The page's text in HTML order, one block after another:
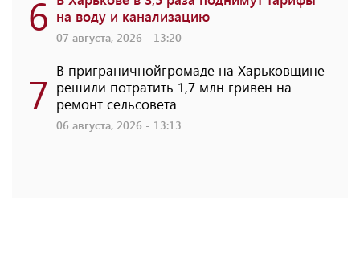
6 на воду и канализацию
07 августа, 2026 - 13:20
7 В приграничнойгромаде на Харьковщине
решили потратить 1,7 млн ​​гривен на
ремонт сельсовета
06 августа, 2026 - 13:13